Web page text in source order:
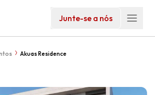
Junte-se a nós
Akuas Residence